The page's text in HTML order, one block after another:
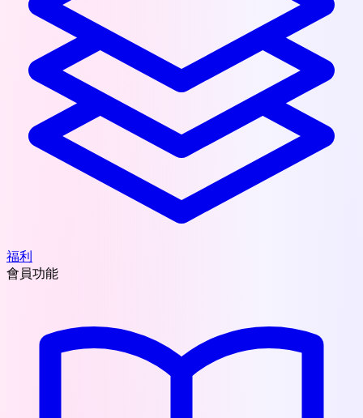
福利
會員功能